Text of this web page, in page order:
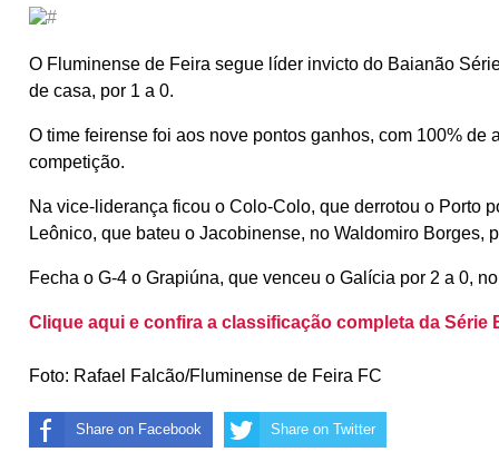
O Fluminense de Feira segue líder invicto do Baianão
de casa, por 1 a 0.
O time feirense foi aos nove pontos ganhos, com 100%
competição.
Na vice-liderança ficou o Colo-Colo, que derrotou o Porto
Leônico, que bateu o Jacobinense, no Waldomiro Borges,
Fecha o G-4 o Grapiúna, que venceu o Galícia por 2 a 0,
Clique aqui e confira a classificação completa da Série
Foto: Rafael Falcão/Fluminense de Feira FC
Share on Facebook Share on Twitter